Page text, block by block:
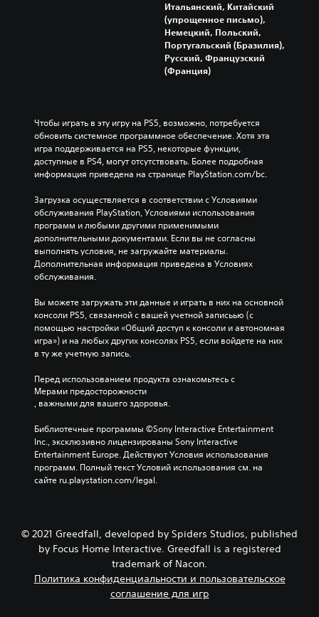
Итальянский, Китайский
(упрощенное письмо),
Немецкий, Польский,
Португальский (Бразилия),
Русский, Французский
(Франция)
Чтобы играть в эту игру на PS5, возможно, потребуется
обновить системное программное обеспечение. Хотя эта
игра поддерживается на PS5, некоторые функции,
доступные в PS4, могут отсутствовать. Более подробная
информация приведена на странице PlayStation.com/bc.
Загрузка осуществляется в соответствии с Условиями
обслуживания PlayStation, Условиями использования
программ и любыми другими применимыми
дополнительными документами. Если вы не согласны
выполнять условия, не загружайте материалы.
Дополнительная информация приведена в Условиях
обслуживания.
Вы можете загружать эти данные и играть в них на основной
консоли PS5, связанной с вашей учетной записьью (с
помощью настройки «Общий доступ к консоли и автономная
игра») и на любых других консолях PS5, если войдете на них
в ту же учетную запись.
Перед использованием продукта ознакомьтесь с
Мерами предосторожности
, важными для вашего здоровья.
Библиотечные программы ©Sony Interactive Entertainment
Inc., эксклюзивно лицензированы Sony Interactive
Entertainment Europe. Действуют Условия использования
программ. Полный текст Условий использования см. на
сайте ru.playstation.com/legal.
© 2021 Greedfall, developed by Spiders Studios, published
by Focus Home Interactive. Greedfall is a registered
trademark of Nacon.
Политика конфиденциальности и пользовательское
соглашение для игр